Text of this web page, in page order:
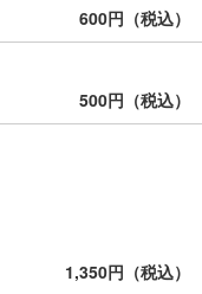
600円（税込）
500円（税込）
1,350円（税込）